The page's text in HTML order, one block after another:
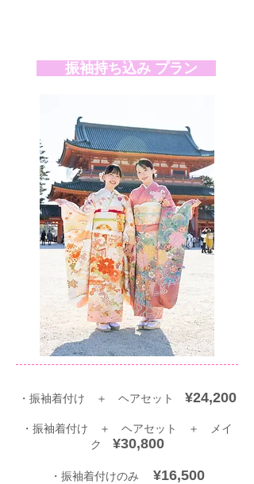
振袖持ち込み プラン
・振袖着付け ＋ ヘアセット ¥24,200
​・振袖着付け ＋ ヘアセット ＋ メイ
ク ¥30,800
・振袖着付けのみ ¥16,500​